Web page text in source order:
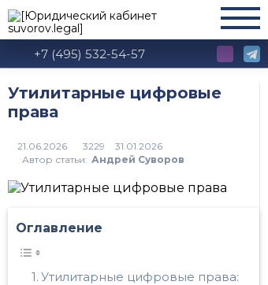
+7 (495) 532-54-57
Утилитарные цифровые
права
3229
Автор статьи: Андрей Суворов
Оглавление
Утилитарные цифровые права: